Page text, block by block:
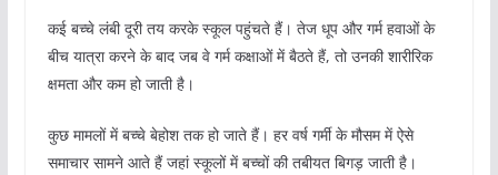
कई बच्चे लंबी दूरी तय करके स्कूल पहुंचते हैं। तेज धूप और गर्म हवाओं के
बीच यात्रा करने के बाद जब वे गर्म कक्षाओं में बैठते हैं, तो उनकी शारीरिक
क्षमता और कम हो जाती है।
कुछ मामलों में बच्चे बेहोश तक हो जाते हैं। हर वर्ष गर्मी के मौसम में ऐसे
समाचार सामने आते हैं जहां स्कूलों में बच्चों की तबीयत बिगड़ जाती है।